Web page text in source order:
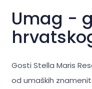
Umag -
Gosti Stella Maris
od umaških